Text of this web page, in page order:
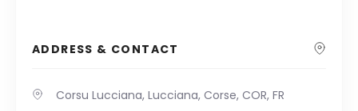
ADDRESS & CONTACT
Corsu Lucciana, Lucciana, Corse, COR, FR